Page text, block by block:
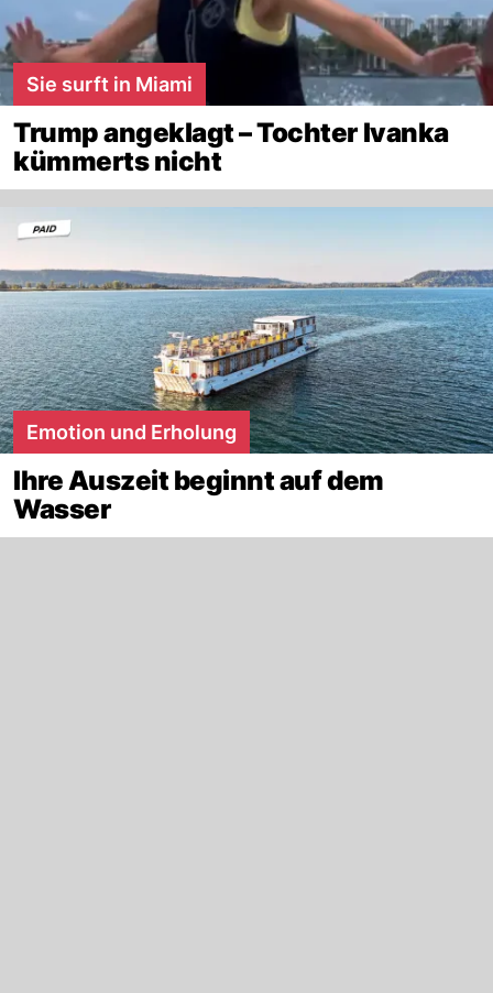
Sie surft in Miami
Trump angeklagt – Tochter Ivanka
kümmerts nicht
Emotion und Erholung
Ihre Auszeit beginnt auf dem
Wasser